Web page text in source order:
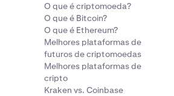
O que é criptomoeda?
O que é Bitcoin?
O que é Ethereum?
Melhores plataformas de
futuros de criptomoedas
Melhores plataformas de
cripto
Kraken vs. Coinbase